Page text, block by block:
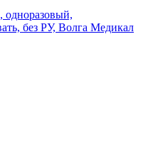
одноразовый,
без РУ, Волга Медикал